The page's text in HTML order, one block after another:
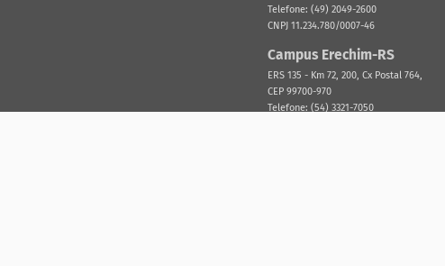
Telefone: (49) 2049-2600
CNPJ 11.234.780/0007-46
Campus Erechim-RS
ERS 135 - Km 72, 200, Cx Postal 764,
CEP 99700-970
Telefone: (54) 3321-7050